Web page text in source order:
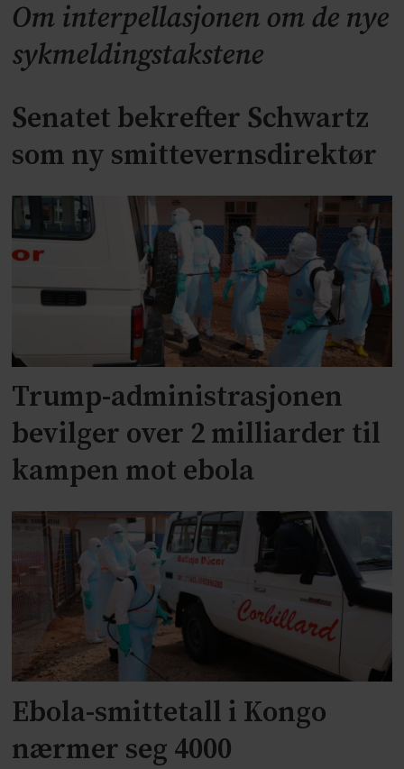
Om interpellasjonen om de nye
sykmeldingstakstene
Senatet bekrefter Schwartz
som ny smittevernsdirektør
Trump-administrasjonen
bevilger over 2 milliarder til
kampen mot ebola
Ebola-smittetall i Kongo
nærmer seg 4000